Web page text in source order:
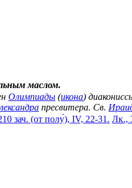
маслом.
Олимпиады (икона)
пресвитера. Св.
зач. (от полу́), IV, 22-31. Лк.,